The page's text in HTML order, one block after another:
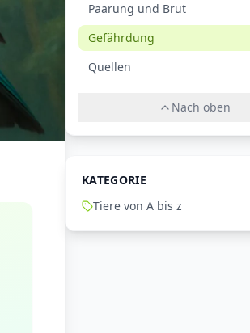
Paarung und Brut
Gefährdung
Quellen
Nach oben
KATEGORIE
Tiere von A bis z